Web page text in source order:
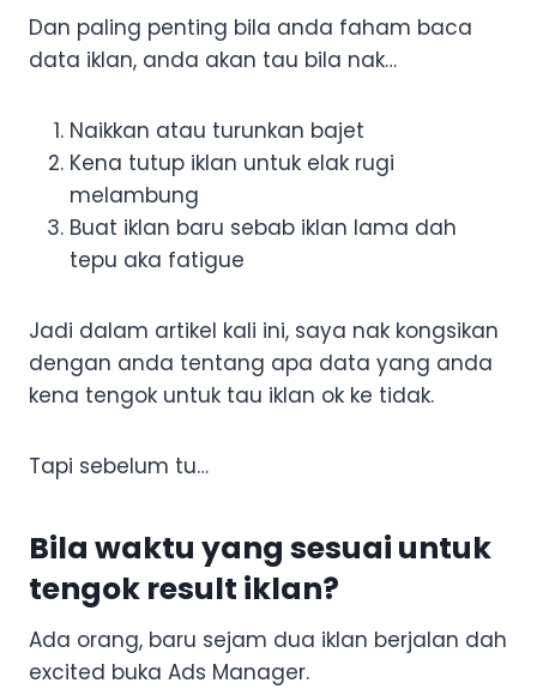
Dan paling penting bila anda faham baca
data iklan, anda akan tau bila nak…
Naikkan atau turunkan bajet
Kena tutup iklan untuk elak rugi
melambung
Buat iklan baru sebab iklan lama dah
tepu aka fatigue
Jadi dalam artikel kali ini, saya nak kongsikan
dengan anda tentang apa data yang anda
kena tengok untuk tau iklan ok ke tidak.
Tapi sebelum tu…
Bila waktu yang sesuai untuk
tengok result iklan?
Ada orang, baru sejam dua iklan berjalan dah
excited buka Ads Manager.